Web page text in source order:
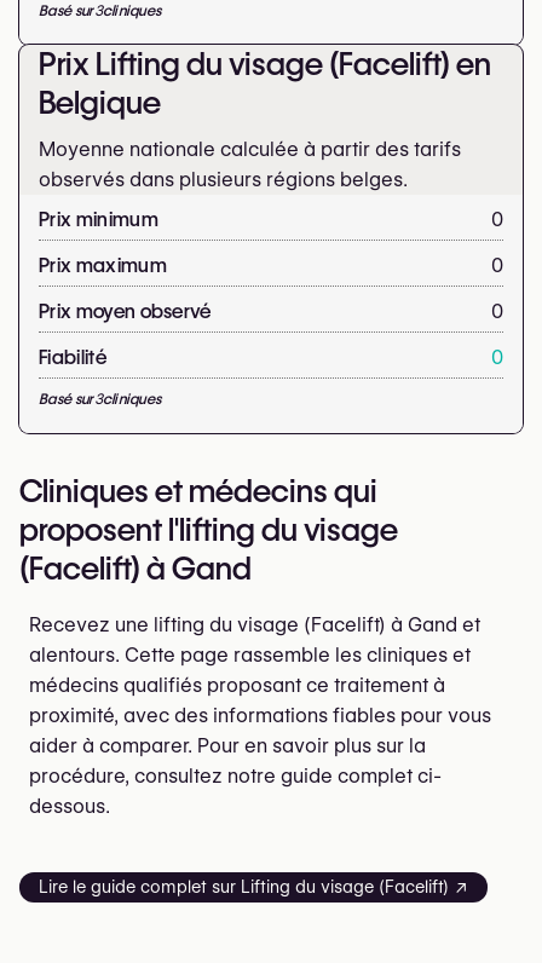
Basé sur3cliniques
Prix Lifting du visage (Facelift) en
Belgique
Moyenne nationale calculée à partir des tarifs
observés dans plusieurs régions belges.
Prix minimum
0
Prix maximum
0
Prix moyen observé
0
Fiabilité
0
Basé sur3cliniques
Cliniques et médecins qui
proposent l'lifting du visage
(Facelift) à Gand
Recevez une lifting du visage (Facelift) à Gand et
alentours. Cette page rassemble les cliniques et
médecins qualifiés proposant ce traitement à
proximité, avec des informations fiables pour vous
aider à comparer. Pour en savoir plus sur la
procédure, consultez notre guide complet ci-
dessous.
Lire le guide complet sur Lifting du visage (Facelift) ↗